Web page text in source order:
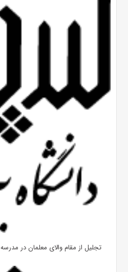
تجلیل از مقام والای معلمان در